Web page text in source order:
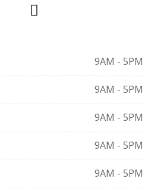
9AM - 5PM
9AM - 5PM
9AM - 5PM
9AM - 5PM
9AM - 5PM